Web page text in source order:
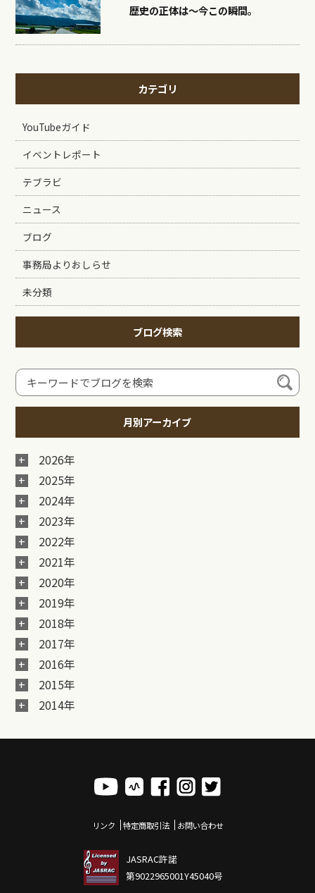
歴史の正体は〜今この瞬間。
カテゴリ
YouTubeガイド
イベントレポート
テブラビ
ニュース
ブログ
事務局よりおしらせ
未分類
ブログ検索
月別アーカイブ
2026年
2025年
2024年
2023年
2022年
2021年
2020年
2019年
2018年
2017年
2016年
2015年
2014年
リンク 特定商取引法 お問い合わせ
JASRAC許諾
第9022965001Y45040号